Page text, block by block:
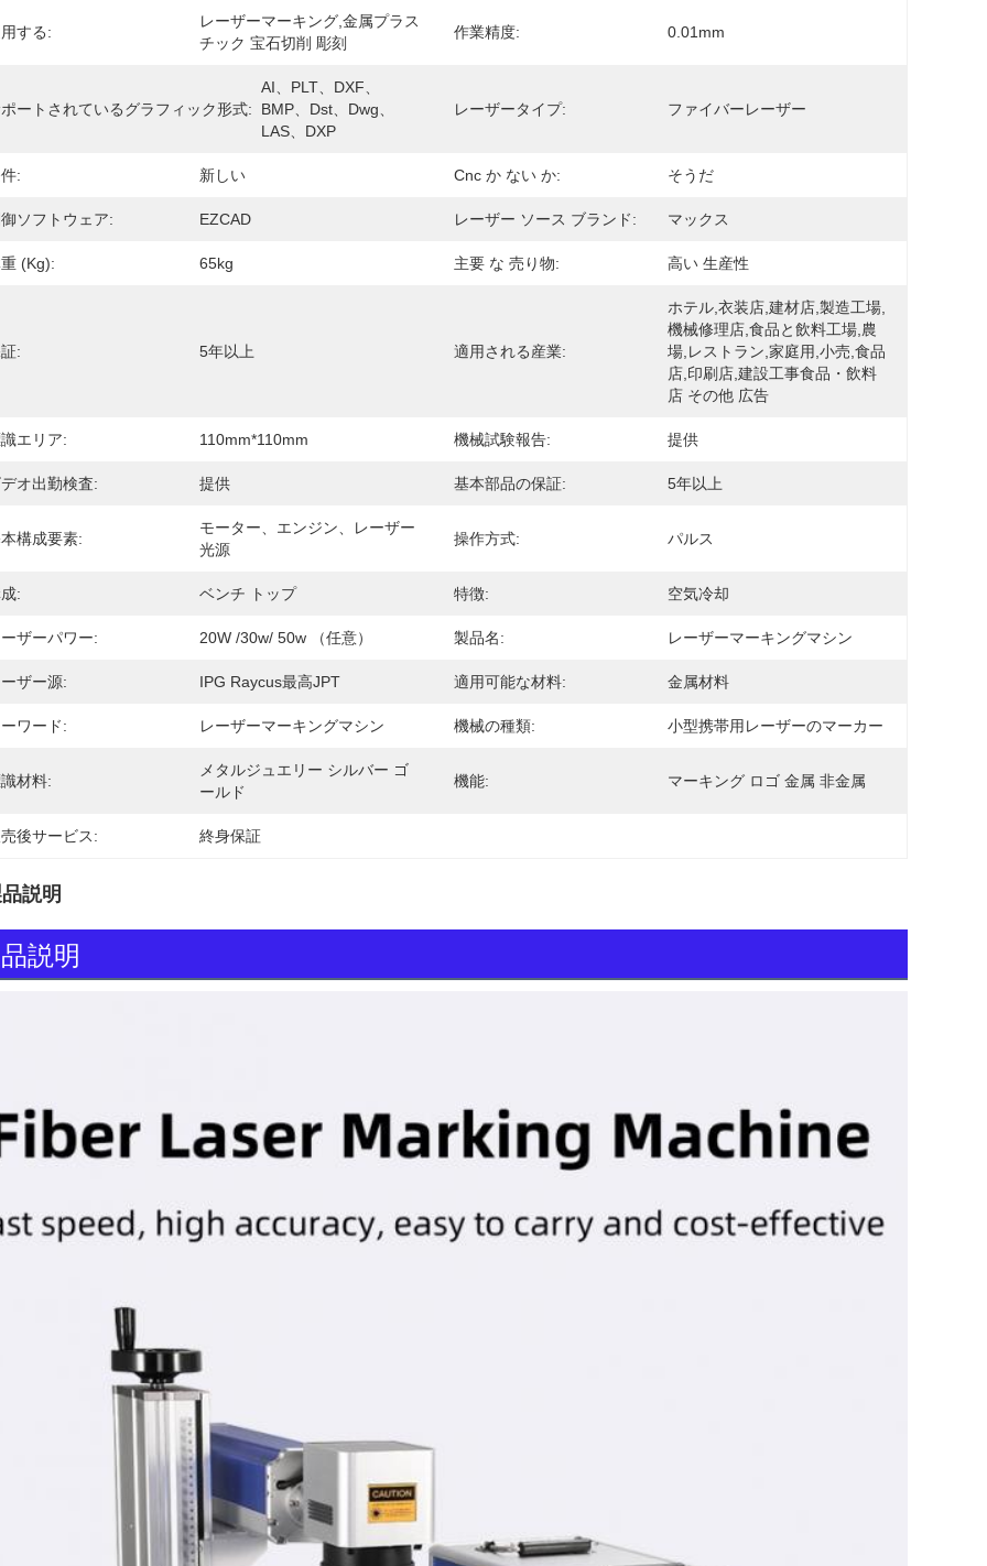
する:
レーザーマーキング,金属プラス
チック 宝石切削 彫刻
作業精度: 0.01mm
ートされているグラフィック形式:
AI、PLT、DXF、
BMP、Dst、Dwg、
LAS、DXP
レーザータイプ: ファイバーレーザー
: 新しい Cnc か ない か: そうだ
ソフトウェア: EZCAD レーザー ソース ブランド: マックス
(kg): 65kg 主要 な 売り物: 高い 生産性
: 5年以上 適用される産業:
ホテル,衣装店,建材店,製造工場,
機械修理店,食品と飲料工場,農
場,レストラン,家庭用,小売,食品
店,印刷店,建設工事食品・飲料
店 その他 広告
エリア: 110mm*110mm 機械試験報告: 提供
デオ出勤検査: 提供 基本部品の保証: 5年以上
構成要素:
モーター、エンジン、レーザー
光源
操作方式: パルス
: ベンチ トップ 特徴: 空気冷却
ーザーパワー: 20W /30w/ 50w （任意） 製品名: レーザーマーキングマシン
ザー源: IPG Raycus最高JPT 適用可能な材料: 金属材料
ワード: レーザーマーキングマシン 機械の種類: 小型携帯用レーザーのマーカー
材料:
メタルジュエリー シルバー ゴ
ールド
機能: マーキング ロゴ 金属 非金属
後サービス: 終身保証
説明
説明